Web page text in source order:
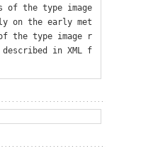
of the type image
on the early met
the type image r
in XML f